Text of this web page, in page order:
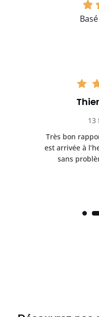
13
Très bon
est arrivée à
sans